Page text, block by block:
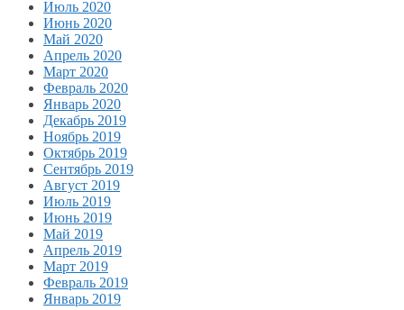
Июль 2020
Июнь 2020
Май 2020
Апрель 2020
Март 2020
Февраль 2020
Январь 2020
Декабрь 2019
Ноябрь 2019
Октябрь 2019
Сентябрь 2019
Август 2019
Июль 2019
Июнь 2019
Май 2019
Апрель 2019
Март 2019
Февраль 2019
Январь 2019